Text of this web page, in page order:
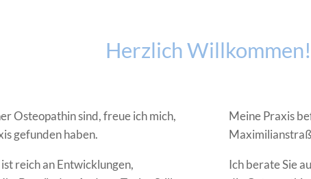
Herzlich Willkommen!
Osteopathin sind, freue ich mich,
gefunden haben.
reich an Entwicklungen,
Meine Praxis
Ich berate Sie